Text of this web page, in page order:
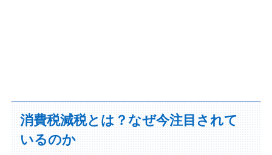
消費税減税とは？なぜ今注目されて
いるのか